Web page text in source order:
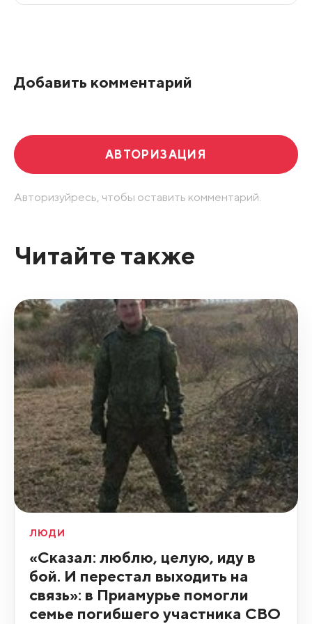
Добавить комментарий
АВТОРИЗАЦИЯ
Авторизуйресь, чтобы оставить комментарий.
Читайте также
ЛЮДИ
«Сказал: люблю, целую, иду в
бой. И перестал выходить на
связь»: в Приамурье помогли
семье погибшего участника СВО